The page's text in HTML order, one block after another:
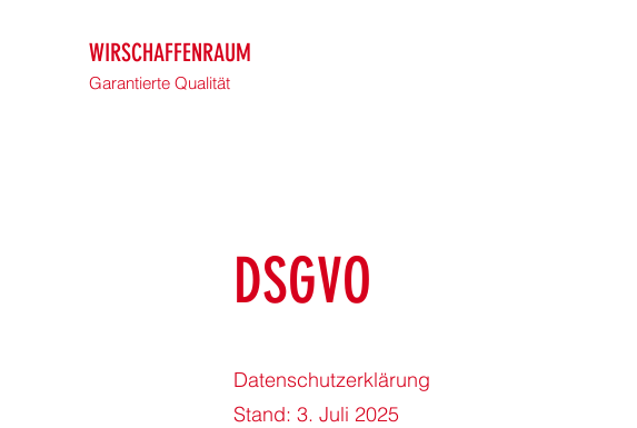
WIRSCHAFFENRAUM
Garantierte Qualität
DSGVO
Datenschutzerklärung
Stand: 3. Juli 2025